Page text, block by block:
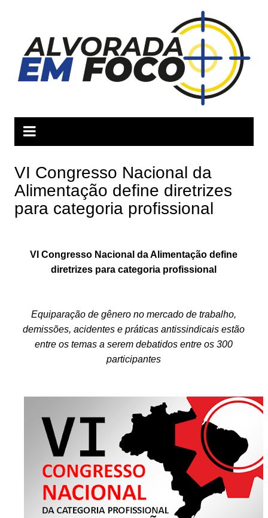
conteúdo
VI Congresso Nacional da
Alimentação define diretrizes
para categoria profissional
VI Congresso Nacional da Alimentação define
diretrizes para categoria profissional
Equiparação de gênero no mercado de trabalho,
demissões, acidentes e práticas antissindicais estão
entre os temas a serem debatidos entre os 300
participantes